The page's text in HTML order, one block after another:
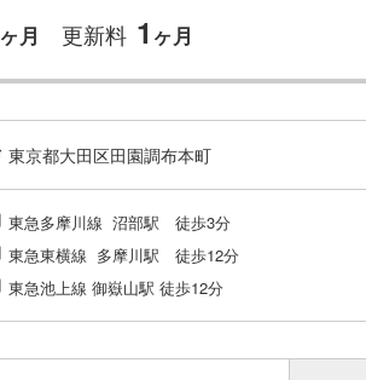
ヶ月 更新料 1 ヶ月
東京都大田区田園調布本町
東急多摩川線 沼部駅
徒歩3分
東急東横線 多摩川駅
徒歩12分
東急池上線 御嶽山駅 徒歩12分